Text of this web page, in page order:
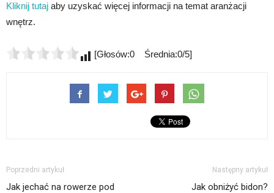
Kliknij tutaj aby uzyskać więcej informacji na temat aranżacji
wnętrz.
[Głosów:0 Średnia:0/5]
Poprzedni artykuł
Jak jechać na rowerze pod
Następny artykuł
Jak obniżyć bidon?